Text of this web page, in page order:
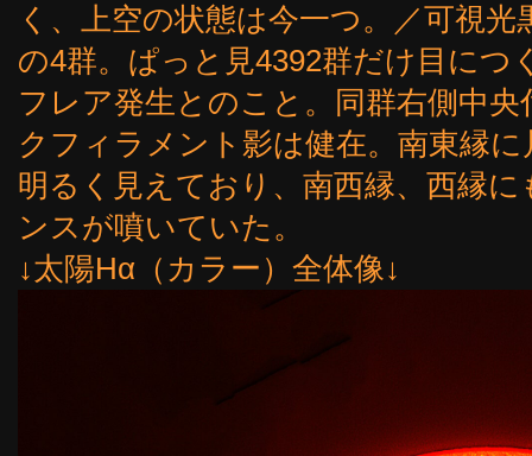
く、上空の状態は今一つ。／可視光
の4群。ぱっと見4392群だけ目につ
フレア発生とのこと。同群右側中
クフィラメント影は健在。南東縁
明るく見えており、南西縁、西縁
ンスが噴いていた。
↓太陽Hα（カラー）全体像↓